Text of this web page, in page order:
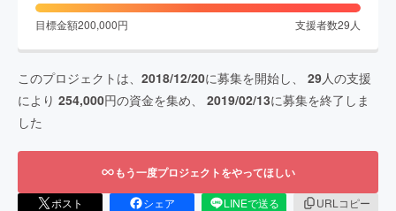
目標金額200,000円 支援者数29 人
このプロジェクトは、 2018/12/20に募集を開始し、 29人の支援
により 254,000円の資金を集め、 2019/02/13に募集を終了しま
した
もう一度プロジェクトをやってほしい
ポスト シェア LINEで送る
URLコピー